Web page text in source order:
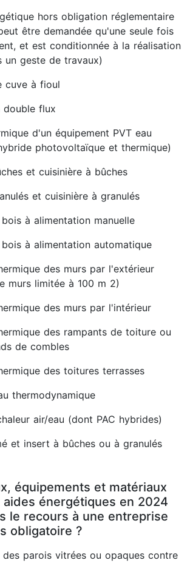
hors obligation réglementaire
être demandée qu'une seule fois
et est conditionnée à la réalisation
un geste de travaux)
cuve à fioul
double flux
d'un équipement PVT eau
photovoltaïque et thermique)
et cuisinière à bûches
et cuisinière à granulés
à alimentation manuelle
bois à alimentation automatique
des murs par l'extérieur
murs limitée à 100 m 2)
des murs par l'intérieur
des rampants de toiture ou
de combles
des toitures terrasses
thermodynamique
air/eau (dont PAC hybrides)
et insert à bûches ou à granulés
équipements et matériaux
aides énergétiques en 2024
le recours à une entreprise
obligatoire ?
parois vitrées ou opaques contre